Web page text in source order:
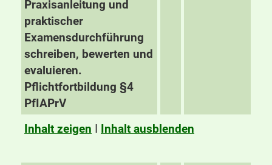
Praxisanleitung und
praktischer
Examensdurchführung
schreiben, bewerten und
evaluieren.
Pflichtfortbildung §4
PfIAPrV
Inhalt zeigen I Inhalt ausblenden